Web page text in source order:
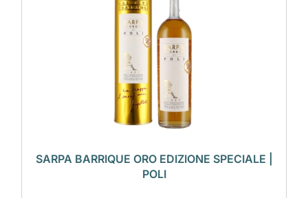
SARPA BARRIQUE ORO EDIZIONE SPECIALE |
POLI